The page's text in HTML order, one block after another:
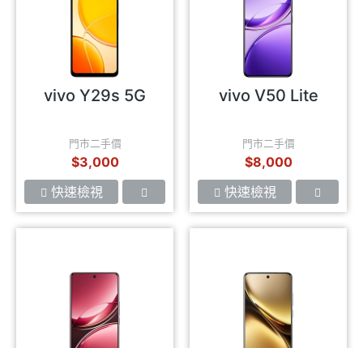
vivo Y29s 5G
門市二手價
$3,000
快速檢視
vivo V50 Lite
門市二手價
$8,000
快速檢視